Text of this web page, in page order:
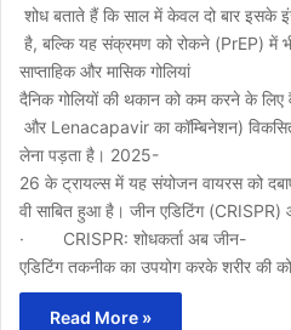
शोध बताते हैं कि साल में केवल दो बार
है, बल्कि यह संक्रमण को रोकने (PrEP) में
साप्ताहिक और मासिक गोलियां
दैनिक गोलियों की थकान को कम करने के लिए
और Lenacapavir का कॉम्बिनेशन)
लेना पड़ता है। 2025-
26 के ट्रायल्स में यह संयोजन वायरस को
वी साबित हुआ है। जीन एडिटिंग (CRISPR)
· CRISPR: शोधकर्ता अब जीन-
एडिटिंग तकनीक का उपयोग करके शरीर की
Read More »